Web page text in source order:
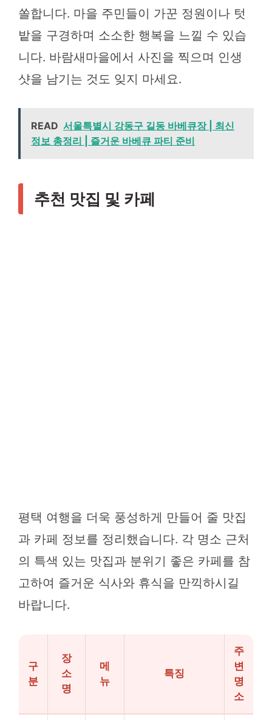
쏠합니다. 마을 주민들이 가꾼 정원이나 텃
밭을 구경하며 소소한 행복을 느낄 수 있습
니다. 바람새마을에서 사진을 찍으며 인생
샷을 남기는 것도 잊지 마세요.
READ 서울특별시 강동구 길동 바베큐장 | 최신
정보 총정리 | 즐거운 바베큐 파티 준비
추천 맛집 및 카페
평택 여행을 더욱 풍성하게 만들어 줄 맛집
과 카페 정보를 정리했습니다. 각 명소 근처
의 특색 있는 맛집과 분위기 좋은 카페를 참
고하여 즐거운 식사와 휴식을 만끽하시길
바랍니다.
구
분
장
소
명
메
뉴
특징
주
변
명
소